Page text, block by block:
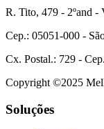
R. Tito, 479 - 2ºand -
Cep.: 05051-000 -
Cx. Postal.: 729 -
Copyright ©2025
Soluções